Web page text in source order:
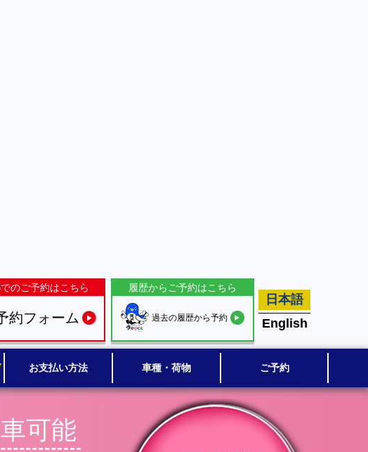
のご予約はこちら
約フォーム
履歴からご予約はこちら
過去の履歴から予約
日本語
English
お支払い方法 車種・荷物 ご予約
可能